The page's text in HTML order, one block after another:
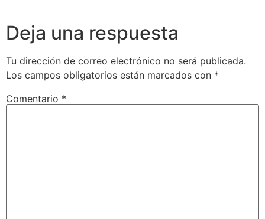
Deja una respuesta
Tu dirección de correo electrónico no será publicada.
Los campos obligatorios están marcados con *
Comentario *